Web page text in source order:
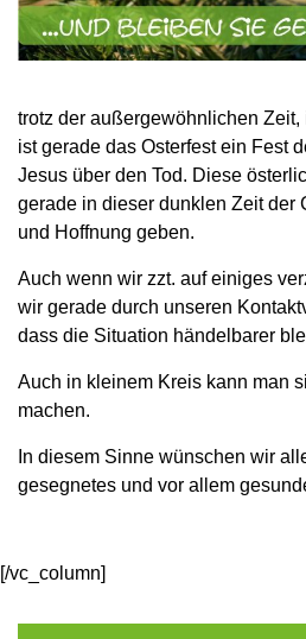
trotz der außergewöhnlichen
ist gerade das Osterfest ein Fest
Jesus über den Tod. Diese
gerade in dieser dunklen Zeit der
und Hoffnung geben.
Auch wenn wir zzt. auf einiges
wir gerade durch unseren
dass die Situation händelbarer
Auch in kleinem Kreis kann man
machen.
In diesem Sinne wünschen wir
gesegnetes und vor allem
[/vc_column]